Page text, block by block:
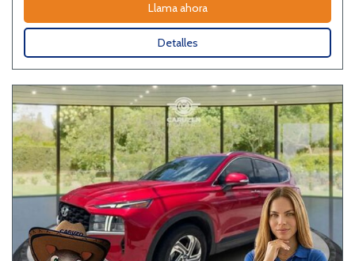
Llama ahora
Detalles